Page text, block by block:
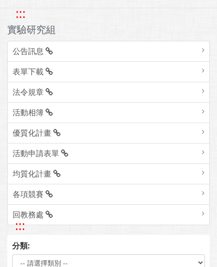
:::
實驗研究組
公告訊息
表單下載
法令規章
活動相簿
優質化計畫
活動申請表單
均質化計畫
各項競賽
回教務處
:::
分類: